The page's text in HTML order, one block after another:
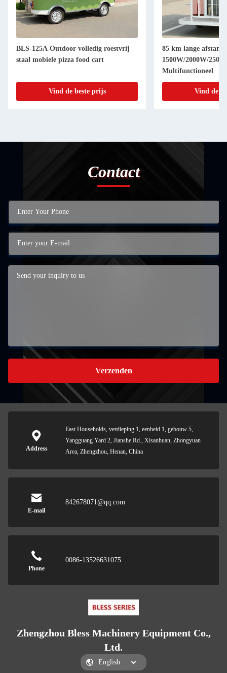
BLS-125A Outdoor volledig roestvrij
staal mobiele pizza food cart
Vind de beste prijs
85 km lange afstand
1500W/2000W/
Multifunctioneel
Vind de
Contact
Verzenden
Address
East Households, verdieping 1, eenheid 1, gebouw 5,
Yangguang Yard 2, Jianshe Rd., Xisanhuan, Zhongyuan
Area, Zhengzhou, Henan, China
E-mail
842678071@qq.com
Phone
0086-13526631075
Zhengzhou Bless Machinery Equipment Co.,
Ltd.